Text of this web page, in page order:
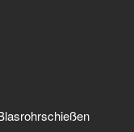
Einträge